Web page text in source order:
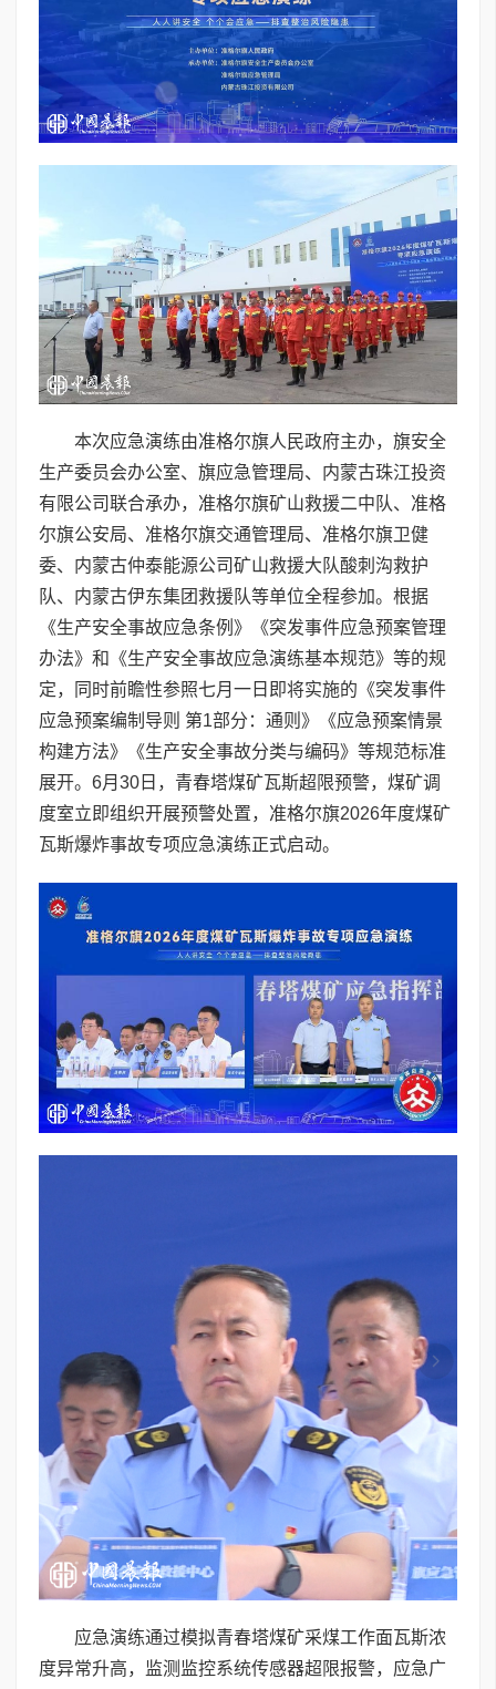
本次应急演练由准格尔旗人民政府主办，旗安全
生产委员会办公室、旗应急管理局、内蒙古珠江投资
有限公司联合承办，准格尔旗矿山救援二中队、准格
尔旗公安局、准格尔旗交通管理局、准格尔旗卫健
委、内蒙古仲泰能源公司矿山救援大队酸刺沟救护
队、内蒙古伊东集团救援队等单位全程参加。根据
《生产安全事故应急条例》《突发事件应急预案管理
办法》和《生产安全事故应急演练基本规范》等的规
定，同时前瞻性参照七月一日即将实施的《突发事件
应急预案编制导则 第1部分：通则》《应急预案情景
构建方法》《生产安全事故分类与编码》等规范标准
展开。6月30日，青春塔煤矿瓦斯超限预警，煤矿调
度室立即组织开展预警处置，准格尔旗2026年度煤矿
瓦斯爆炸事故专项应急演练正式启动。
应急演练通过模拟青春塔煤矿采煤工作面瓦斯浓
度异常升高，监测监控系统传感器超限报警，应急广